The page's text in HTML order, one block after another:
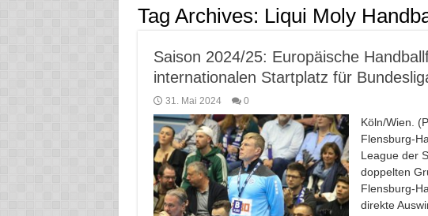
Tag Archives: Liqui Moly
Saison 2024/25: Europäische
internationalen Startplatz für
31. Mai 2024 0
Köln/Wien.
Flensburg-
League der
doppelten
Flensburg-
direkte